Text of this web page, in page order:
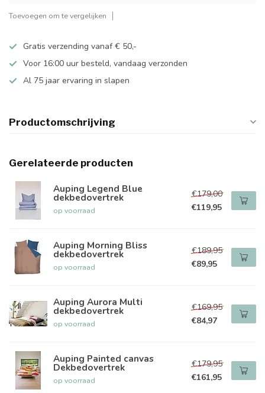
Toevoegen om te vergelijken
Gratis verzending vanaf € 50,-
Voor 16:00 uur besteld, vandaag verzonden
Al 75 jaar ervaring in slapen
Productomschrijving
Gerelateerde producten
Auping Legend Blue
dekbedovertrek
op voorraad
€179,00
€119,95
Auping Morning Bliss
dekbedovertrek
op voorraad
€189,95
€89,95
Auping Aurora Multi
dekbedovertrek
op voorraad
€169,95
€84,97
Auping Painted canvas
Dekbedovertrek
op voorraad
€179,95
€161,95